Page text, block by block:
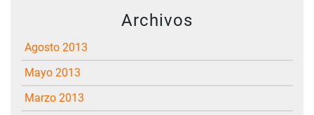
Archivos
agosto 2013
mayo 2013
marzo 2013